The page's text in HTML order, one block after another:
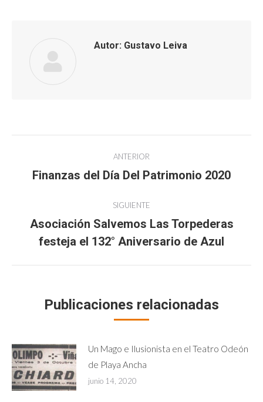
Autor: Gustavo Leiva
Navegación
entre
publicaciones
ANTERIOR
Publicación
Finanzas del Día Del Patrimonio 2020
SIGUIENTE
Publicación
siguiente:
Asociación Salvemos Las Torpederas
festeja el 132° Aniversario de Azul
Publicaciones relacionadas
Un Mago e Ilusionista en el Teatro Odeón
de Playa Ancha
junio 14, 2020